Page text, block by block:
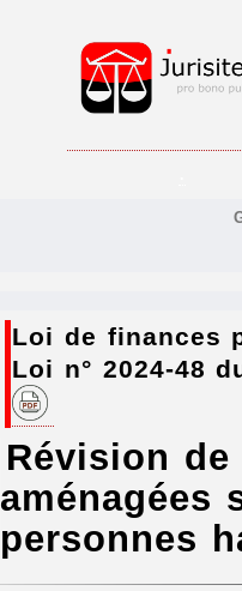
Loi de finances
Loi n° 2024-48
Révision
aménagées
personnes